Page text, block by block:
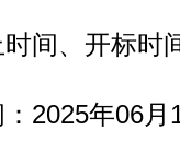
间、开标时
年06月